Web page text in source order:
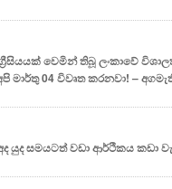
වෙමින් තිබූ ලංකාවේ
04 විවෘත කරනවා! –
යුද සමයටත් වඩා ආර්ථිකය කඩා